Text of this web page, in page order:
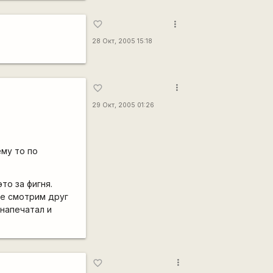
favorite_border
28 Окт, 2005 15:18
more_vert
то по
за фигня.
смотрим друг
и
favorite_border
29 Окт, 2005 01:26
more_vert
favorite_border more_vert